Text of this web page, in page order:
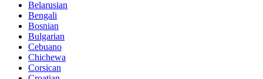
Belarusian
Bengali
Bosnian
Bulgarian
Cebuano
Chichewa
Corsican